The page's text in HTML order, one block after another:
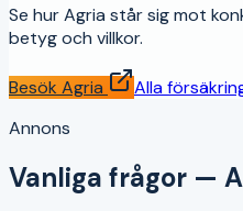
Se hurAgria står sig mot
betyg och villkor.
Besök Agria Alla
Annons
Vanliga frågor —